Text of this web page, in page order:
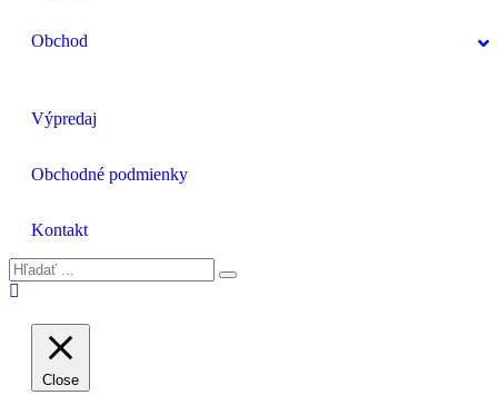
Obchod
Výpredaj
Obchodné podmienky
Kontakt
Close